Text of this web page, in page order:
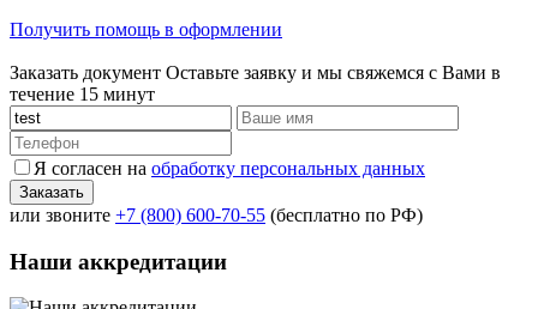
Получить помощь в оформлении
Заказать документ Оставьте заявку и мы свяжемся с Вами в
течение 15 минут
Я согласен на обработку персональных данных
или звоните +7 (800) 600-70-55 (бесплатно по РФ)
Наши аккредитации